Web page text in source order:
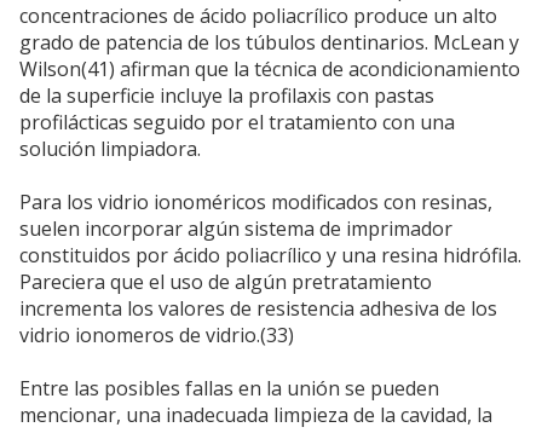
concentraciones de ácido poliacrílico produce un alto
grado de patencia de los túbulos dentinarios. McLean y
Wilson(41) afirman que la técnica de acondicionamiento
de la superficie incluye la profilaxis con pastas
profilácticas seguido por el tratamiento con una
solución limpiadora.
Para los vidrio ionoméricos modificados con resinas,
suelen incorporar algún sistema de imprimador
constituidos por ácido poliacrílico y una resina hidrófila.
Pareciera que el uso de algún pretratamiento
incrementa los valores de resistencia adhesiva de los
vidrio ionomeros de vidrio.(33)
Entre las posibles fallas en la unión se pueden
mencionar, una inadecuada limpieza de la cavidad, la